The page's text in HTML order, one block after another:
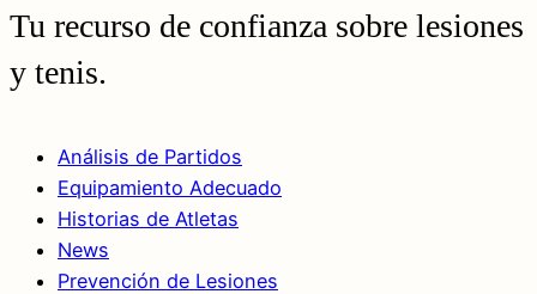
Tu recurso de confianza sobre lesiones
y tenis.
Análisis de Partidos
Equipamiento Adecuado
Historias de Atletas
News
Prevención de Lesiones